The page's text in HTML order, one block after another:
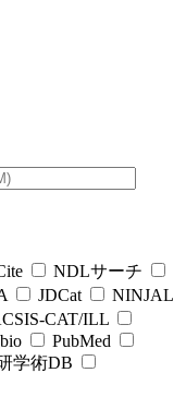
NDLサーチ
JDCat
NINJAL
CAT/ILL
PubMed
学術DB